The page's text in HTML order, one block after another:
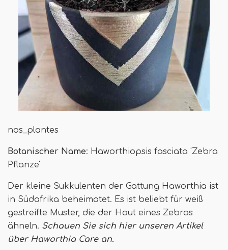
nos_plantes
Botanischer Name: Haworthiopsis fasciata 'Zebra
Pflanze'
Der kleine Sukkulenten der Gattung Haworthia ist
in Südafrika beheimatet. Es ist beliebt für weiß
gestreifte Muster, die der Haut eines Zebras
ähneln. Schauen Sie sich hier unseren Artikel
über Haworthia Care an.